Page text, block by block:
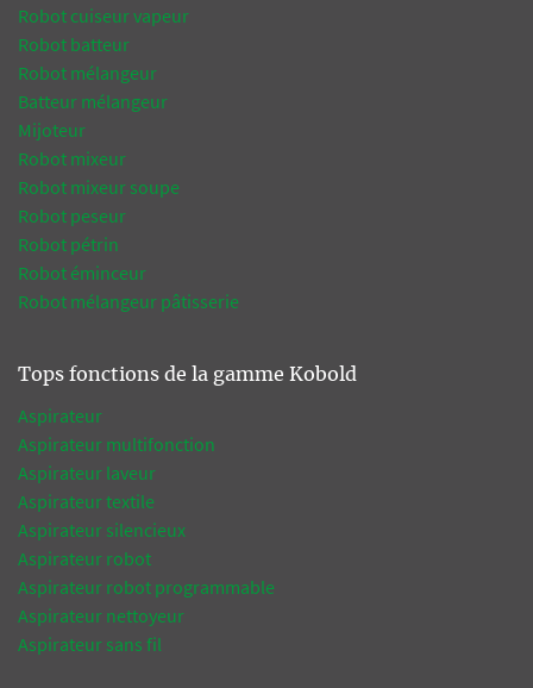
Robot cuiseur vapeur
Robot batteur
Robot mélangeur
Batteur mélangeur
Mijoteur
Robot mixeur
Robot mixeur soupe
Robot peseur
Robot pétrin
Robot éminceur
Robot mélangeur pâtisserie
Tops fonctions de la gamme Kobold
Aspirateur
Aspirateur multifonction
Aspirateur laveur
Aspirateur textile
Aspirateur silencieux
Aspirateur robot
Aspirateur robot programmable
Aspirateur nettoyeur
Aspirateur sans fil